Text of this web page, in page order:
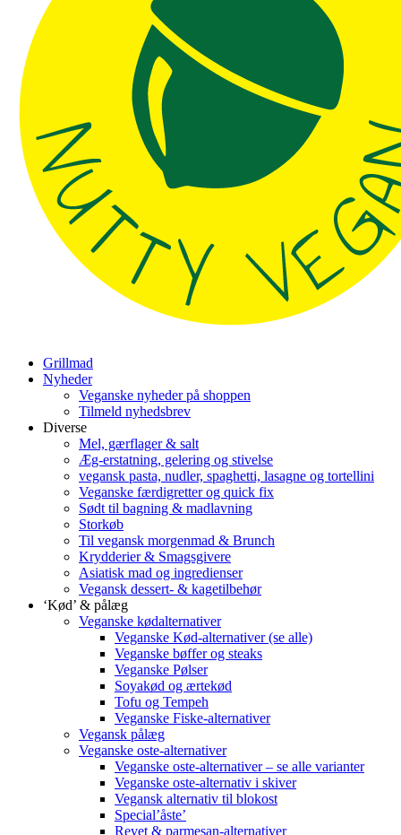
Grillmad
Nyheder
Veganske nyheder på shoppen
Tilmeld nyhedsbrev
Diverse
Mel, gærflager & salt
Æg-erstatning, gelering og stivelse
vegansk pasta, nudler, spaghetti, lasagne og tortellini
Veganske færdigretter og quick fix
Sødt til bagning & madlavning
Storkøb
Til vegansk morgenmad & Brunch
Krydderier & Smagsgivere
Asiatisk mad og ingredienser
Vegansk dessert- & kagetilbehør
‘Kød’ & pålæg
Veganske kødalternativer
Veganske Kød-alternativer (se alle)
Veganske bøffer og steaks
Veganske Pølser
Soyakød og ærtekød
Tofu og Tempeh
Veganske Fiske-alternativer
Vegansk pålæg
Veganske oste-alternativer
Veganske oste-alternativer – se alle varianter
Veganske oste-alternativ i skiver
Vegansk alternativ til blokost
Special’åste’
Revet & parmesan-alternativer